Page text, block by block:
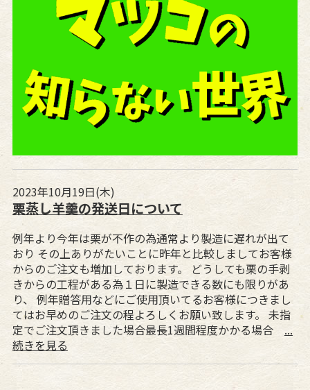
2023年10月19日(木)
栗蒸し羊羹の発送日について
例年より今年は栗が不作の為通常より製造に遅れが出て
おり その上ありがたいことに昨年と比較しましてお客様
からのご注文も増加しております。 どうしても栗の手剥
きからの工程がある為１日に製造できる数にも限りがあ
り、 例年贈答用などにご使用頂いてるお客様につきまし
てはお早めのご注文の程よろしくお願い致します。 未指
定でご注文頂きました場合最長1週間程度かかる場合 ...
続きを見る